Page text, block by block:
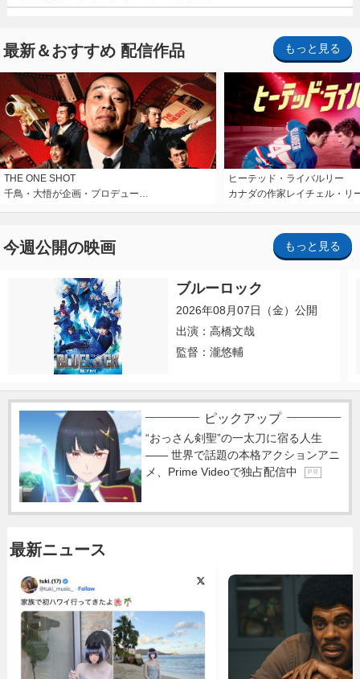
最新＆おすすめ 配信作品 もっと見る
THE ONE SHOT
千鳥・大悟が企画・プロデュー…
ヒーテッド・ライバルリー
カナダの作家レイチェル・リ
今週公開の映画 もっと見る
ブルーロック
2026年08月07日（金）公開
出演：高橋文哉
監督：瀧悠輔
ピックアップ
“おっさん剣聖”の一太刀に宿る人生
―― 世界で話題の本格アクションアニ
メ、Prime Videoで独占配信中
P R
最新ニュース